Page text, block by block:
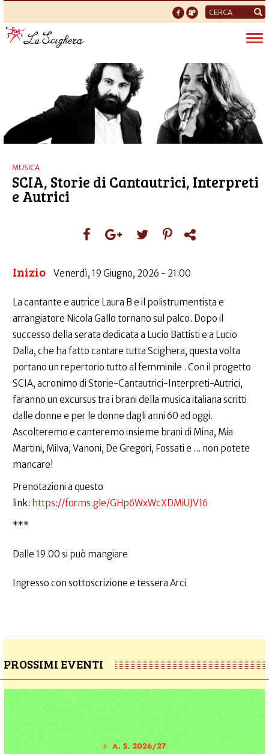
Form
di
ricerca
MUSICA
SCIA, Storie di Cantautrici, Interpreti
e Autrici
Inizio Venerdì, 19 Giugno, 2026 - 21:00
La cantante e autrice Laura B e il polistrumentista e
arrangiatore Nicola Gallo tornano sul palco. Dopo il
successo della serata dedicata a Lucio Battisti e a Lucio
Dalla, che ha fatto cantare tutta Scighera, questa volta
portano un repertorio tutto al femminile . Con il progetto
SCIA, acronimo di Storie-Cantautrici-Interpreti-Autrici,
faranno un excursus tra i brani della musica italiana scritti
dalle donne e per le donne dagli anni 60 ad oggi.
Ascolteremo e canteremo insieme brani di Mina, Mia
Martini, Milva, Vanoni, De Gregori, Fossati e ... non potete
mancare!
Prenotazioni a questo
link: https://forms.gle/GHp6WxWcXDMiUJV16
***
Dalle 19.00 si può mangiare
Ingresso con sottoscrizione e tessera Arci
PROSSIMI EVENTI